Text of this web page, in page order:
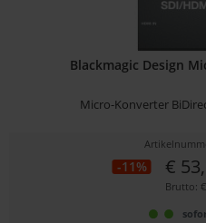
Blackmagic Design
Micro-Konverter
-11% €
Brutto: